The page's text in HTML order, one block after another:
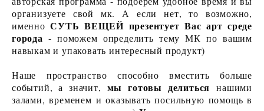
организуете свой мк. А если нет, то возможно,
именноСУТЬ ВЕЩЕЙ презентует Вас арт среде
города - поможем определить тему МК по вашим
навыкам и упаковать интересный продукт)
Наше пространство способно вместить больше
событий, а значит, мы готовы делиться нашими
залами, временем и оказывать посильную помощь в